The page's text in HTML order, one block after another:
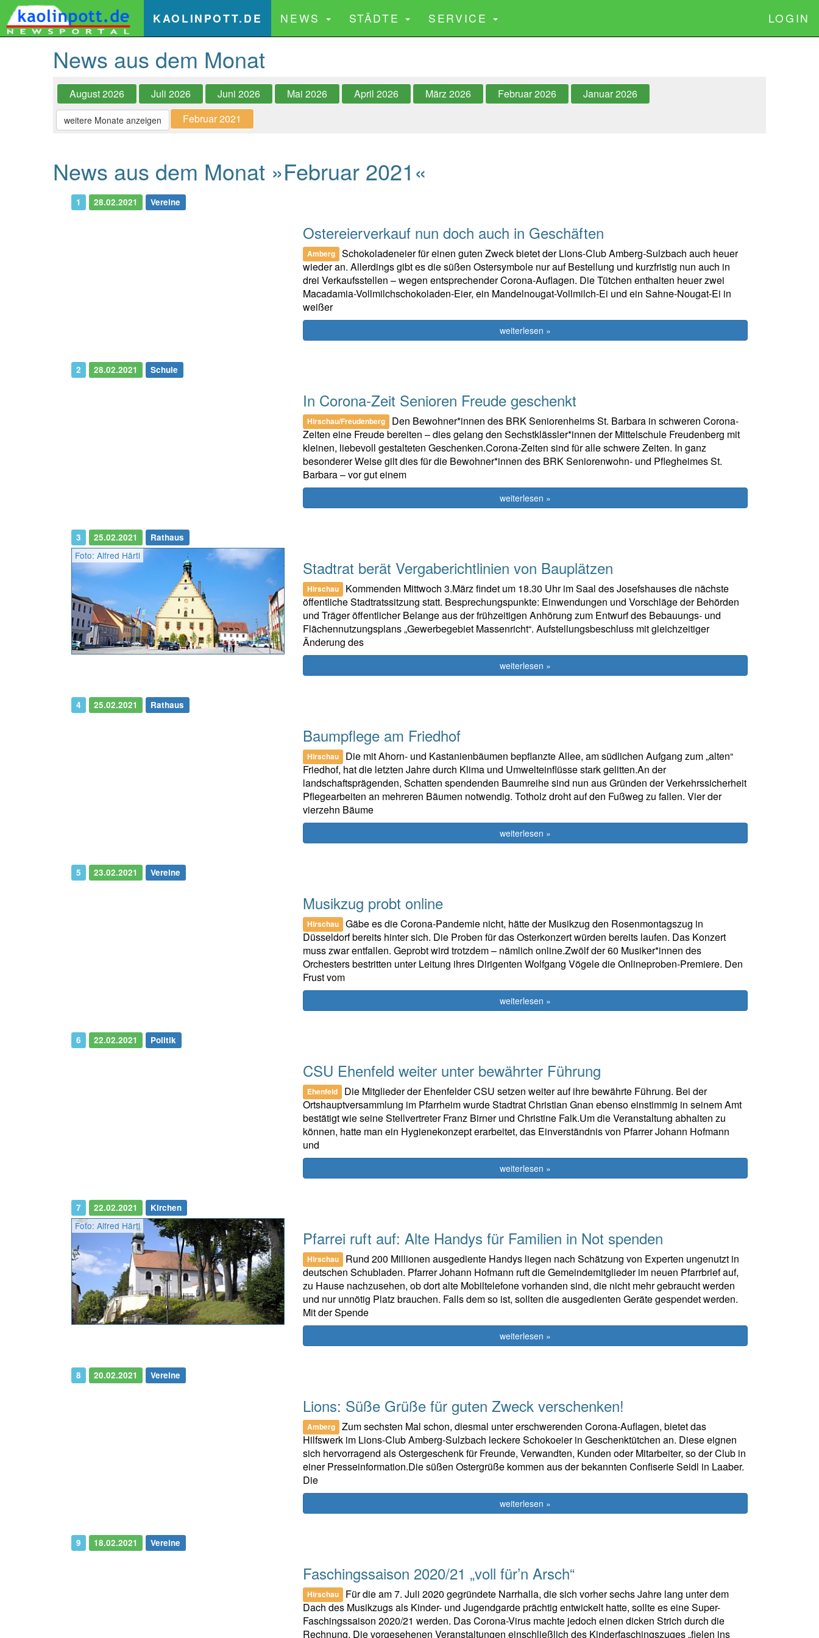
KAOLINPOTT.DE (CURRENT)
NEWS STÄDTE SERVICE LOGIN
News aus dem Monat
August 2026 Juli 2026 Juni 2026 Mai 2026 April 2026 März 2026 Februar 2026 Januar 2026
weitere Monate anzeigen Februar 2021
News aus dem Monat »Februar 2021«
1 28.02.2021 Vereine
Ostereierverkauf nun doch auch in Geschäften
Amberg
Schokoladeneier für einen guten Zweck bietet der Lions-Club Amberg-Sulzbach auch heuer
wieder an. Allerdings gibt es die süßen Ostersymbole nur auf Bestellung und kurzfristig nun auch in
drei Verkaufsstellen – wegen entsprechender Corona-Auflagen. Die Tütchen enthalten heuer zwei
Macadamia-Vollmilchschokoladen-Eier, ein Mandelnougat-Vollmilch-Ei und ein Sahne-Nougat-Ei in
weißer
weiterlesen »
2 28.02.2021 Schule
In Corona-Zeit Senioren Freude geschenkt
Hirschau/Freudenberg
Den Bewohner*innen des BRK Seniorenheims St. Barbara in schweren Corona-
Zeiten eine Freude bereiten – dies gelang den Sechstklässler*innen der Mittelschule Freudenberg mit
kleinen, liebevoll gestalteten Geschenken.Corona-Zeiten sind für alle schwere Zeiten. In ganz
besonderer Weise gilt dies für die Bewohner*innen des BRK Seniorenwohn- und Pflegheimes St.
Barbara – vor gut einem
weiterlesen »
3 25.02.2021 Rathaus
Foto: Alfred Härtl
Stadtrat berät Vergaberichtlinien von Bauplätzen
Hirschau
Kommenden Mittwoch 3.März findet um 18.30 Uhr im Saal des Josefshauses die nächste
öffentliche Stadtratssitzung statt. Besprechungspunkte: Einwendungen und Vorschläge der Behörden
und Träger öffentlicher Belange aus der frühzeitigen Anhörung zum Entwurf des Bebauungs- und
Flächennutzungsplans „Gewerbegebiet Massenricht“. Aufstellungsbeschluss mit gleichzeitiger
Änderung des
weiterlesen »
4 25.02.2021 Rathaus
Baumpflege am Friedhof
Hirschau
Die mit Ahorn- und Kastanienbäumen bepflanzte Allee, am südlichen Aufgang zum „alten“
Friedhof, hat die letzten Jahre durch Klima und Umwelteinflüsse stark gelitten.An der
landschaftsprägenden, Schatten spendenden Baumreihe sind nun aus Gründen der Verkehrssicherheit
Pflegearbeiten an mehreren Bäumen notwendig. Totholz droht auf den Fußweg zu fallen. Vier der
vierzehn Bäume
weiterlesen »
5 23.02.2021 Vereine
Musikzug probt online
Hirschau
Gäbe es die Corona-Pandemie nicht, hätte der Musikzug den Rosenmontagszug in
Düsseldorf bereits hinter sich. Die Proben für das Osterkonzert würden bereits laufen. Das Konzert
muss zwar entfallen. Geprobt wird trotzdem – nämlich online.Zwölf der 60 Musiker*innen des
Orchesters bestritten unter Leitung ihres Dirigenten Wolfgang Vögele die Onlineproben-Premiere. Den
Frust vom
weiterlesen »
6 22.02.2021 Politik
CSU Ehenfeld weiter unter bewährter Führung
Ehenfeld
Die Mitglieder der Ehenfelder CSU setzen weiter auf ihre bewährte Führung. Bei der
Ortshauptversammlung im Pfarrheim wurde Stadtrat Christian Gnan ebenso einstimmig in seinem Amt
bestätigt wie seine Stellvertreter Franz Birner und Christine Falk.Um die Veranstaltung abhalten zu
können, hatte man ein Hygienekonzept erarbeitet, das Einverständnis von Pfarrer Johann Hofmann
und
weiterlesen »
7 22.02.2021 Kirchen
Foto: Alfred Härtl
Pfarrei ruft auf: Alte Handys für Familien in Not spenden
Hirschau
Rund 200 Millionen ausgediente Handys liegen nach Schätzung von Experten ungenutzt in
deutschen Schubladen. Pfarrer Johann Hofmann ruft die Gemeindemitglieder im neuen Pfarrbrief auf,
zu Hause nachzusehen, ob dort alte Mobiltelefone vorhanden sind, die nicht mehr gebraucht werden
und nur unnötig Platz brauchen. Falls dem so ist, sollten die ausgedienten Geräte gespendet werden.
Mit der Spende
weiterlesen »
8 20.02.2021 Vereine
Lions: Süße Grüße für guten Zweck verschenken!
Amberg
Zum sechsten Mal schon, diesmal unter erschwerenden Corona-Auflagen, bietet das
Hilfswerk im Lions-Club Amberg-Sulzbach leckere Schokoeier in Geschenktütchen an. Diese eignen
sich hervorragend als Ostergeschenk für Freunde, Verwandten, Kunden oder Mitarbeiter, so der Club in
einer Presseinformation.Die süßen Ostergrüße kommen aus der bekannten Confiserie Seidl in Laaber.
Die
weiterlesen »
9 18.02.2021 Vereine
Faschingssaison 2020/21 „voll für’n Arsch“
Hirschau
Für die am 7. Juli 2020 gegründete Narrhalla, die sich vorher sechs Jahre lang unter dem
Dach des Musikzugs als Kinder- und Jugendgarde prächtig entwickelt hatte, sollte es eine Super-
Faschingssaison 2020/21 werden. Das Corona-Virus machte jedoch einen dicken Strich durch die
Rechnung. Die vorgesehenen Veranstaltungen einschließlich des Kinderfaschingszuges „fielen ins